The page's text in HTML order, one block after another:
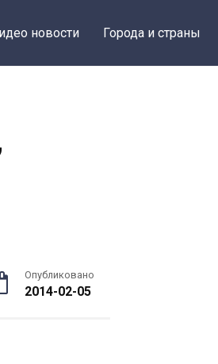
новости Города и страны
Опубликовано
2014-02-05